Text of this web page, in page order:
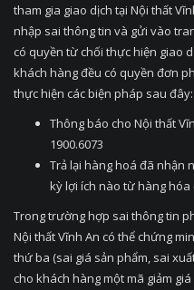
tham gia giao dịch tại Nội thất
nhập sai thông tin và gửi vào
có quyền từ chối thực hiện giao
khách hàng đều có quyền đơn
thực hiện các biện pháp sau đây:
Thông báo cho Nội thất
1900.6073
Trả lại hàng hoá đã nhận
kỳ lợi ích nào từ hàng hóa
Trong trường hợp sai thông tin
Nội thất Vĩnh An có thể chứng
thứ ba (sai giá sản phẩm, sai
cho khách hàng một mã giảm